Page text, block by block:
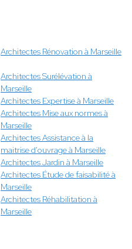
Architectes Rénovation à Marseille
Architectes Surélévation à
Marseille
Architectes Expertise à Marseille
Architectes Mise aux normes à
Marseille
Architectes Assistance à la
maitrise d'ouvrage à Marseille
Architectes Jardin à Marseille
Architectes Étude de faisabilité à
Marseille
Architectes Réhabilitation à
Marseille